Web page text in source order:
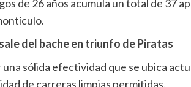
de 26 años acumula un total de
del bache en triunfo de Piratas
sólida efectividad que se ubica
de carreras limpias permitidas.